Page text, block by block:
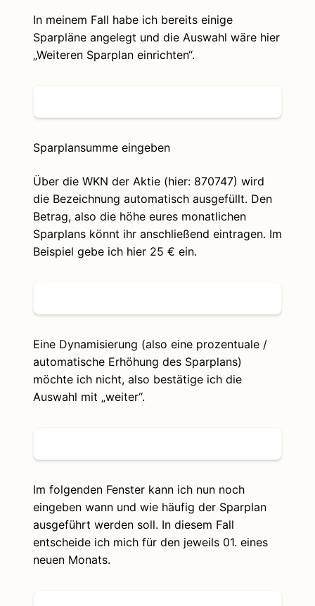
In meinem Fall habe ich bereits einige
Sparpläne angelegt und die Auswahl wäre hier
„Weiteren Sparplan einrichten“.
Sparplansumme eingeben
Über die WKN der Aktie (hier: 870747) wird
die Bezeichnung automatisch ausgefüllt. Den
Betrag, also die höhe eures monatlichen
Sparplans könnt ihr anschließend eintragen. Im
Beispiel gebe ich hier 25 € ein.
Eine Dynamisierung (also eine prozentuale /
automatische Erhöhung des Sparplans)
möchte ich nicht, also bestätige ich die
Auswahl mit „weiter“.
Im folgenden Fenster kann ich nun noch
eingeben wann und wie häufig der Sparplan
ausgeführt werden soll. In diesem Fall
entscheide ich mich für den jeweils 01. eines
neuen Monats.